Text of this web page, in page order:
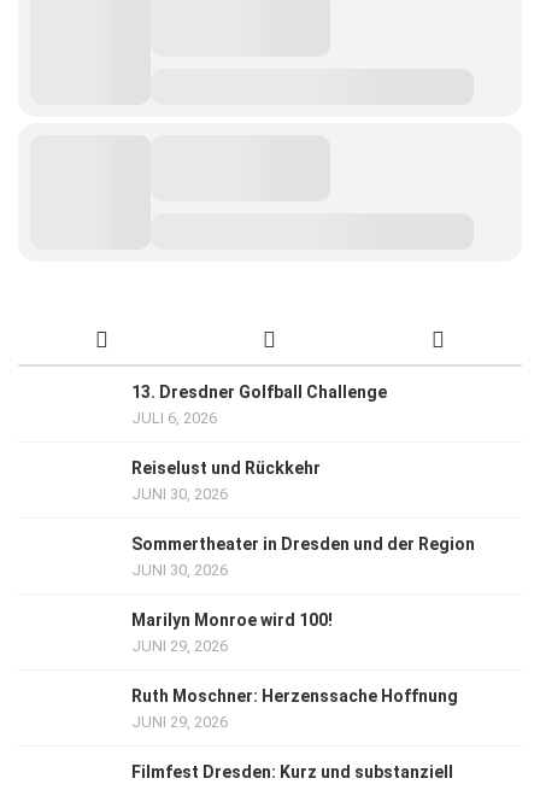
13. Dresdner Golfball Challenge
JULI 6, 2026
Reiselust und Rückkehr
JUNI 30, 2026
Sommertheater in Dresden und der Region
JUNI 30, 2026
Marilyn Monroe wird 100!
JUNI 29, 2026
Ruth Moschner: Herzenssache Hoffnung
JUNI 29, 2026
Filmfest Dresden: Kurz und substanziell